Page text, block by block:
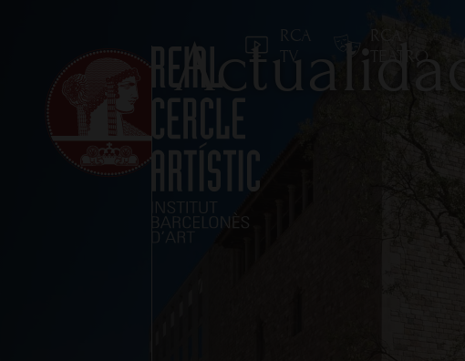
RCA
TV
TEATRO
Inicio
Actualidad